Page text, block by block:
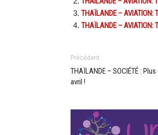
THAÏLANDE –
THAÏLANDE –
Précédent
THAÏLANDE – SOCIÉTÉ :
avril !